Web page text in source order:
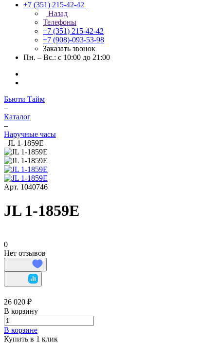
+7 (351) 215-42-42
Назад
Телефоны
+7 (351) 215-42-42
+7 (908)-093-53-98
Заказать звонок
Пн. – Вс.: с 10:00 до 21:00
Бьюти Тайм
–
Каталог
–
Наручные часы
–JL 1-1859E
Арт. 1040746
JL 1-1859E
0
Нет отзывов
26 020 ₽
В корзину
В корзине
Купить в 1 клик